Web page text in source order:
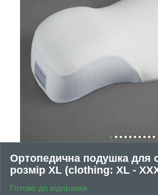
Ортопедична подушка для
розмір XL (clothing: XL -
Готово до відправки